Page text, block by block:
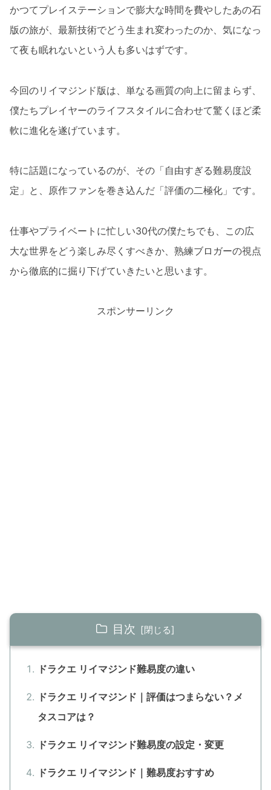
かつてプレイステーションで膨大な時間を費やしたあの石
版の旅が、最新技術でどう生まれ変わったのか、気になっ
て夜も眠れないという人も多いはずです。
今回のリイマジンド版は、単なる画質の向上に留まらず、
僕たちプレイヤーのライフスタイルに合わせて驚くほど柔
軟に進化を遂げています。
特に話題になっているのが、その「自由すぎる難易度設
定」と、原作ファンを巻き込んだ「評価の二極化」です。
仕事やプライベートに忙しい30代の僕たちでも、この広
大な世界をどう楽しみ尽くすべきか、熟練ブロガーの視点
から徹底的に掘り下げていきたいと思います。
スポンサーリンク
目次
ドラクエ リイマジンド難易度の違い
ドラクエ リイマジンド｜評価はつまらない？メ
タスコアは？
ドラクエ リイマジンド難易度の設定・変更
ドラクエ リイマジンド｜難易度おすすめ